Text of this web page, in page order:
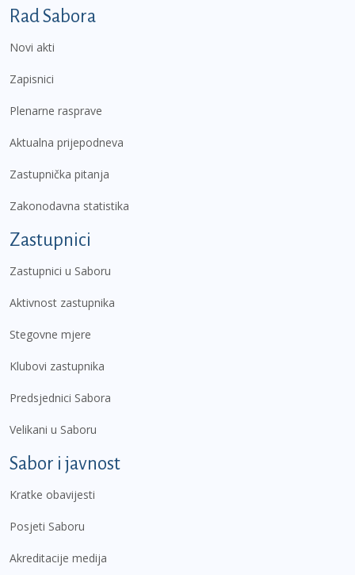
Podnožje prvi izbornik
Rad Sabora
Novi akti
Zapisnici
Plenarne rasprave
Aktualna prijepodneva
Zastupnička pitanja
Zakonodavna statistika
Zastupnici
Zastupnici u Saboru
Aktivnost zastupnika
Stegovne mjere
Klubovi zastupnika
Predsjednici Sabora
Velikani u Saboru
Sabor i javnost
Kratke obavijesti
Posjeti Saboru
Akreditacije medija